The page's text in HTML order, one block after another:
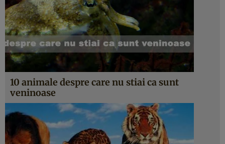
10 animale despre care nu stiai ca sunt
veninoase